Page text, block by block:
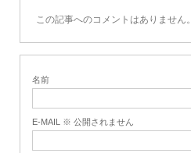
この記事へのコメントはありません。
名前
E-MAIL ※ 公開されません